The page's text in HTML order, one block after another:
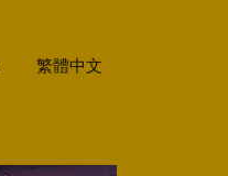
繁體中文